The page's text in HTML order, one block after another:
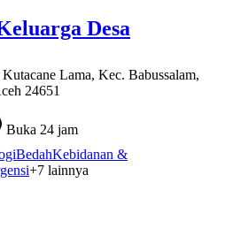
Desa
Lama, Kec. Babussalam,
24651
Buka 24 jam
BedahKebidanan &
+7 lainnya